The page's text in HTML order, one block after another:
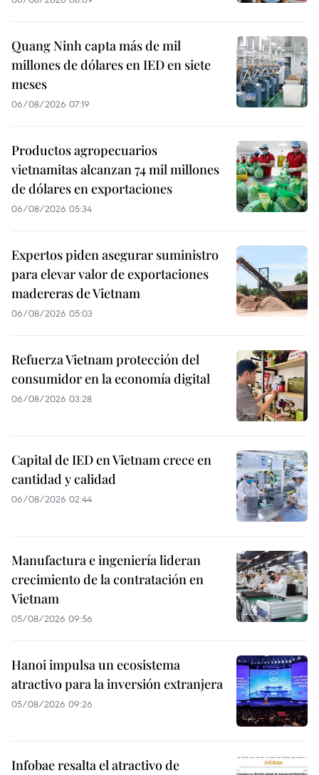
Quang Ninh capta más de mil
millones de dólares en IED en siete
meses
06/08/2026 07:19
Productos agropecuarios
vietnamitas alcanzan 74 mil millones
de dólares en exportaciones
06/08/2026 05:34
Expertos piden asegurar suministro
para elevar valor de exportaciones
madereras de Vietnam
06/08/2026 05:03
Refuerza Vietnam protección del
consumidor en la economía digital
06/08/2026 03:28
Capital de IED en Vietnam crece en
cantidad y calidad
06/08/2026 02:44
Manufactura e ingeniería lideran
crecimiento de la contratación en
Vietnam
05/08/2026 09:56
Hanoi impulsa un ecosistema
atractivo para la inversión extranjera
05/08/2026 09:26
Infobae resalta el atractivo de